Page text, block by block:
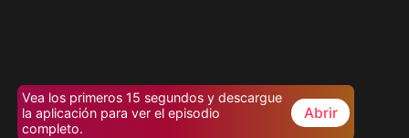
Vea los primeros 15 segundos y descargue
la aplicación para ver el episodio
completo.
Abrir